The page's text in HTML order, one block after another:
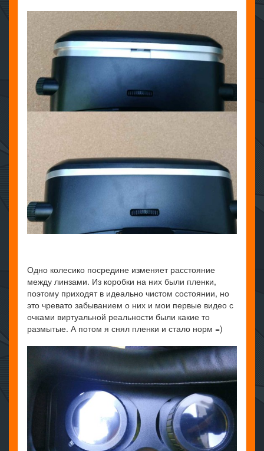
Одно колесико посредине изменяет расстояние
между линзами. Из коробки на них были пленки,
поэтому приходят в идеально чистом состоянии, но
это чревато забыванием о них и мои первые видео с
очками виртуальной реальности были какие то
размытые. А потом я снял пленки и стало норм =)